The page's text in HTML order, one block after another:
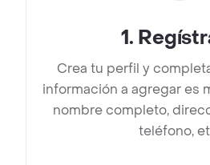
1.
Crea tu perfil y
información a agregar es
nombre completo,
teléfono,